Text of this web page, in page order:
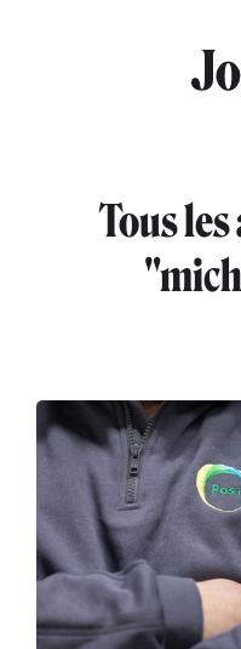
Tous